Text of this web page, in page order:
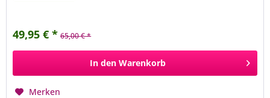
49,95 € * 65,00 € *
In den Warenkorb
Merken